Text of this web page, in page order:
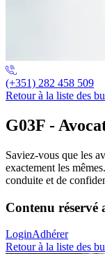
(+351) 282 458 509
Retour à la liste des
G03F -
Saviez-vous que les
exactement les
conduite et de
Contenu réservé
LoginAdhérer
Retour à la liste des